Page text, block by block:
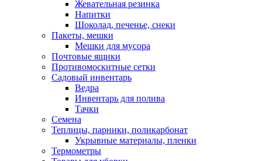
Жевательная резинка
Напитки
Шоколад, печенье, снеки
Пакеты, мешки
Мешки для мусора
Почтовые ящики
Противомоскитные сетки
Садовый инвентарь
Ведра
Инвентарь для полива
Тачки
Семена
Теплицы, парники, поликарбонат
Укрывные материалы, пленки
Термометры